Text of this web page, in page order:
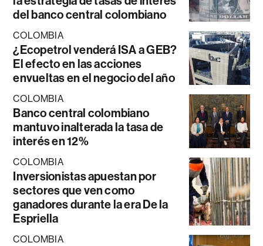
del banco central colombiano
COLOMBIA
¿Ecopetrol venderá ISA a GEB?
El efecto en las acciones
envueltas en el negocio del año
COLOMBIA
Banco central colombiano
mantuvo inalterada la tasa de
interés en 12%
COLOMBIA
Inversionistas apuestan por
sectores que ven como
ganadores durante la era De la
Espriella
COLOMBIA